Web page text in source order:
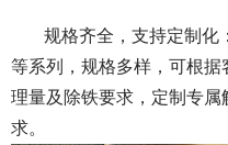
规格齐全，支持定制化
等系列，规格多样，可根
理量及除铁要求，定制专
求。